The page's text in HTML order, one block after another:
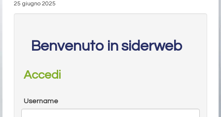
25 giugno 2025
Benvenuto in siderweb
Accedi
Username